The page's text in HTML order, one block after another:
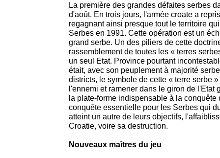
La première des grandes défaites serbes
d'août. En trois jours, l'armée croate a
regagnant ainsi presque tout le territoire
Serbes en 1991. Cette opération est un
grand serbe. Un des piliers de cette
rassemblement de toutes les « terres
un seul Etat. Province pourtant
était, avec son peuplement à majorité
districts, le symbole de cette « terre serbe
l'ennemi et ramener dans le giron de l'Etat
la plate-forme indispensable à la conquête
conquête essentielle pour les Serbes qui
atteint un autre de leurs objectifs,
Croatie, voire sa destruction.
Nouveaux maîtres du jeu